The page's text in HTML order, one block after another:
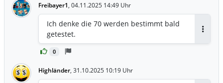
Freibayer1, 04.11.2025 14:49 Uhr
0
Ich denke die 70 werden bestimmt bald
getestet.
Highländer, 31.10.2025 10:19 Uhr